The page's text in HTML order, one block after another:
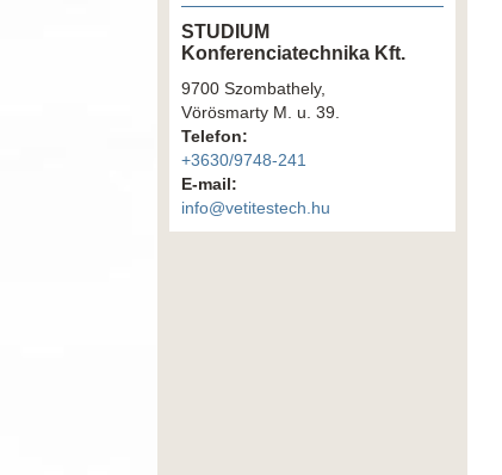
STUDIUM
Konferenciatechnika Kft.
9700 Szombathely,
Vörösmarty M. u. 39.
Telefon:
+3630/9748-241
E-mail:
info@vetitestech.hu